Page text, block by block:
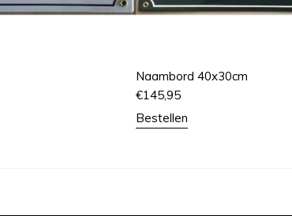
Naambord 40x30cm
€145,95
Bestellen